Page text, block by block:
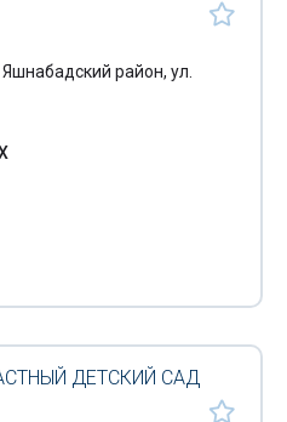
район, ул.
ДЕТСКИЙ САД